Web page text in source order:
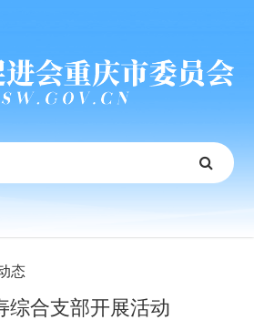
态
综合支部开展活动